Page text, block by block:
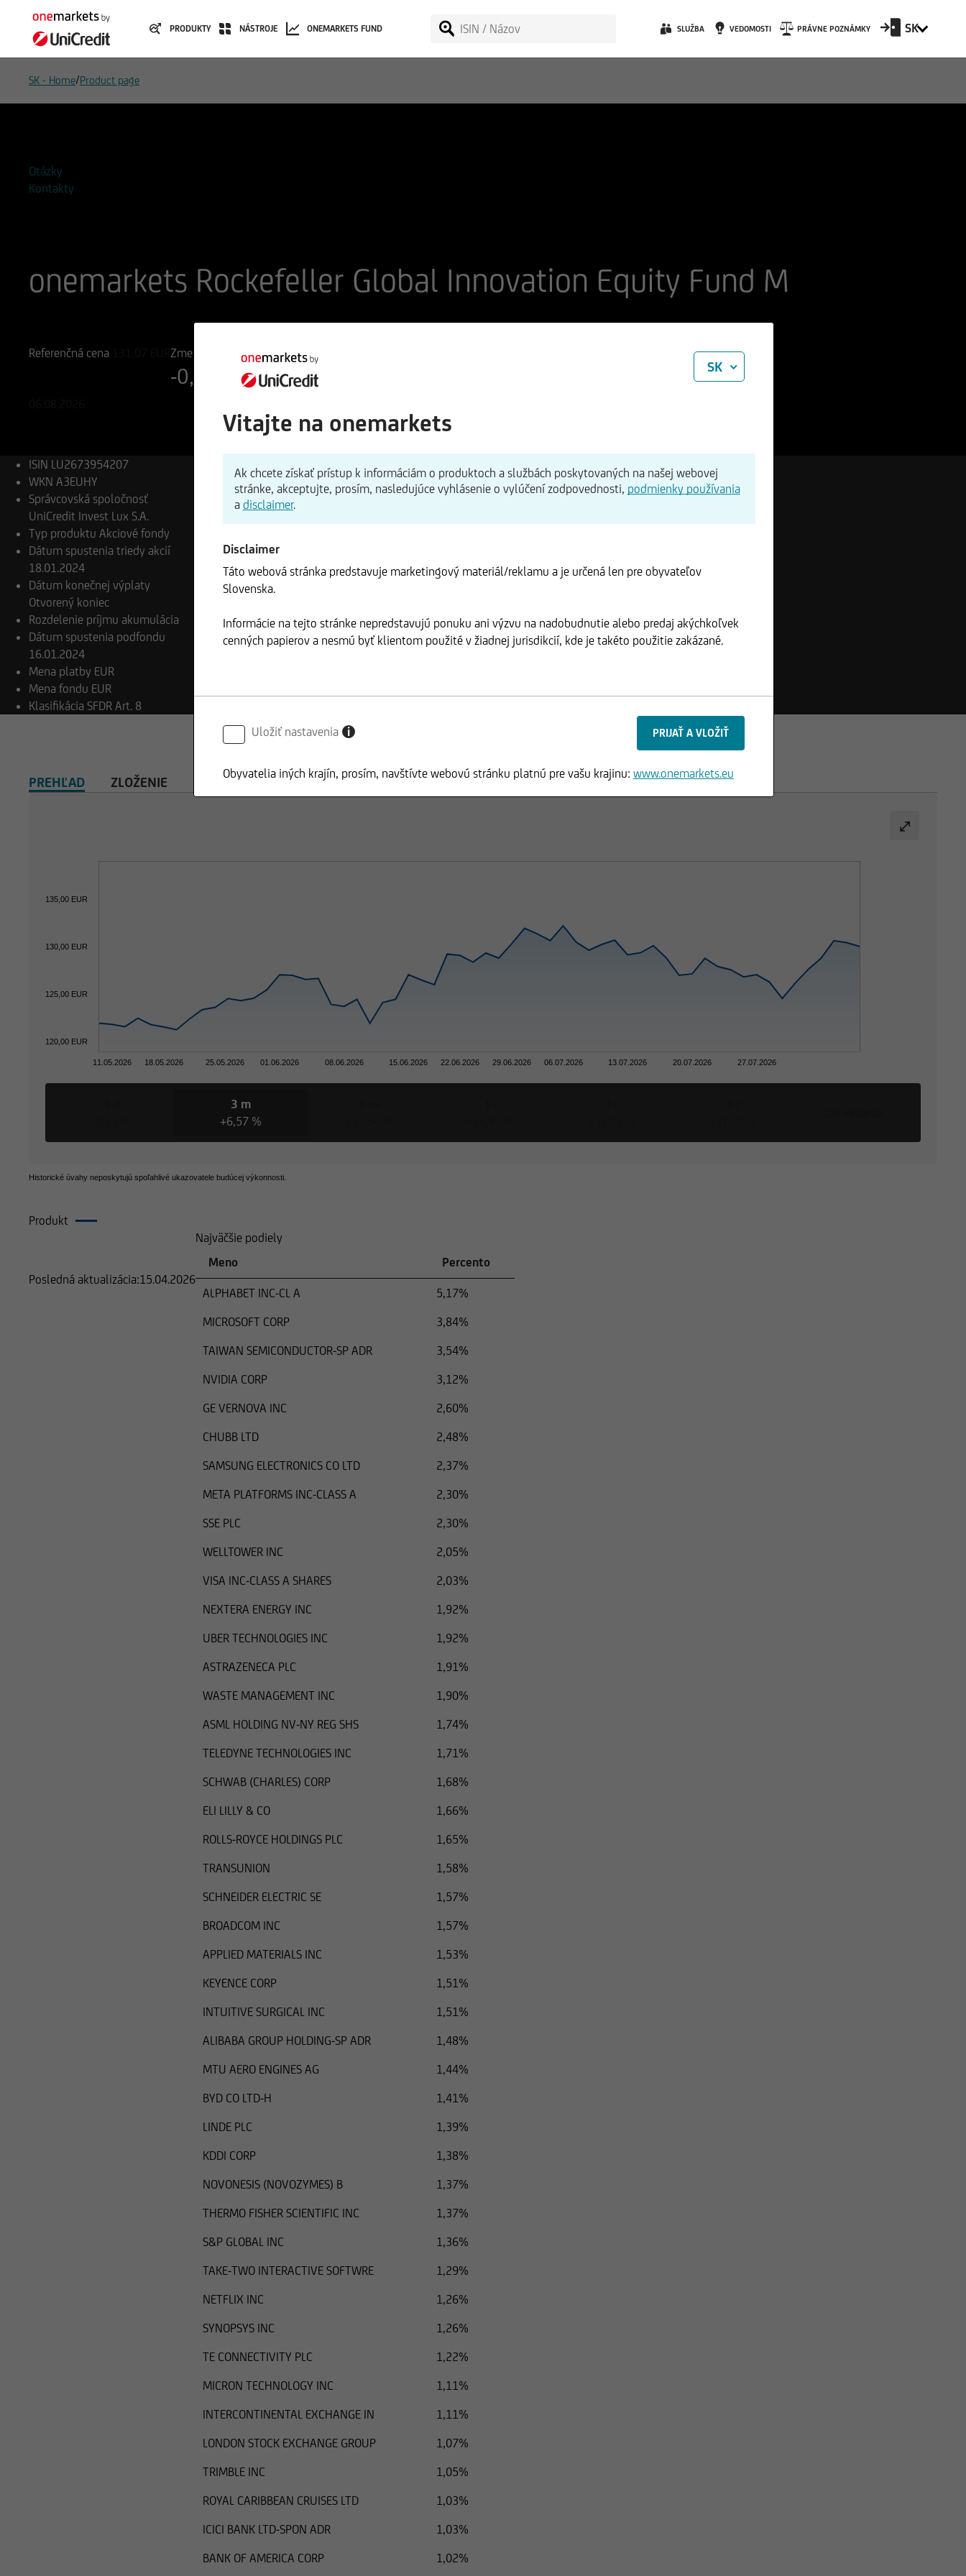
PRODUKTY NÁSTROJE ONEMARKETS FUND SLUŽBA VEDOMOSTI PRÁVNE POZNÁMKY SK
SK - Home/Product page
Otázky
Kontakty
onemarkets Rockefeller Global Innovation Equity Fund M
Referenčná cena
Zmena
-0,31%-0,41 EUR
ISIN LU2673954207
WKN A3EUHY
Správcovská spoločnosť
UniCredit Invest Lux S.A.
Typ produktu Akciové fondy
Dátum spustenia triedy akcií
18.01.2024
Dátum konečnej výplaty
Otvorený koniec
Rozdelenie príjmu akumulácia
Dátum spustenia podfondu
16.01.2024
Mena platby EUR
Mena fondu EUR
Klasifikácia SFDR Art. 8
PREHĽAD ZLOŽENIE INVESTIČNÁ KALKULAČKA DOKUMENTY
11.05.2026 18.05.2026 25.05.2026 01.06.2026 08.06.2026 15.06.2026 22.06.2026 29.06.2026 06.07.2026 13.07.2026 20.07.2026 27.07.2026
120,00 EUR
125,00 EUR
130,00 EUR
135,00 EUR
3 m
+6,57 %
Historické úvahy neposkytujú spoľahlivé ukazovatele budúcej výkonnosti.
Produkt
Posledná aktualizácia:15.04.2026
Najväčšie podiely
Meno
Percento
ALPHABET INC-CL A
5,17%
MICROSOFT CORP
3,84%
TAIWAN SEMICONDUCTOR-SP ADR
3,54%
NVIDIA CORP
3,12%
GE VERNOVA INC
2,60%
CHUBB LTD
2,48%
SAMSUNG ELECTRONICS CO LTD
2,37%
META PLATFORMS INC-CLASS A
2,30%
SSE PLC
2,30%
WELLTOWER INC
2,05%
VISA INC-CLASS A SHARES
2,03%
NEXTERA ENERGY INC
1,92%
UBER TECHNOLOGIES INC
1,92%
ASTRAZENECA PLC
1,91%
WASTE MANAGEMENT INC
1,90%
ASML HOLDING NV-NY REG SHS
1,74%
TELEDYNE TECHNOLOGIES INC
1,71%
SCHWAB (CHARLES) CORP
1,68%
ELI LILLY & CO
1,66%
ROLLS-ROYCE HOLDINGS PLC
1,65%
TRANSUNION
1,58%
SCHNEIDER ELECTRIC SE
1,57%
BROADCOM INC
1,57%
APPLIED MATERIALS INC
1,53%
KEYENCE CORP
1,51%
INTUITIVE SURGICAL INC
1,51%
ALIBABA GROUP HOLDING-SP ADR
1,48%
MTU AERO ENGINES AG
1,44%
BYD CO LTD-H
1,41%
LINDE PLC
1,39%
KDDI CORP
1,38%
NOVONESIS (NOVOZYMES) B
1,37%
THERMO FISHER SCIENTIFIC INC
1,37%
S&P GLOBAL INC
1,36%
TAKE-TWO INTERACTIVE SOFTWRE
1,29%
NETFLIX INC
1,26%
SYNOPSYS INC
1,26%
TE CONNECTIVITY PLC
1,22%
MICRON TECHNOLOGY INC
1,11%
INTERCONTINENTAL EXCHANGE IN
1,11%
LONDON STOCK EXCHANGE GROUP
1,07%
TRIMBLE INC
1,05%
ROYAL CARIBBEAN CRUISES LTD
1,03%
ICICI BANK LTD-SPON ADR
1,03%
BANK OF AMERICA CORP
1,02%
SK
Vitajte na onemarkets
Ak chcete získať prístup k informáciám o produktoch a službách poskytovaných na našej webovej
stránke, akceptujte, prosím, nasledujúce vyhlásenie o vylúčení zodpovednosti, podmienky používania
a disclaimer.
Disclaimer
Táto webová stránka predstavuje marketingový materiál/reklamu a je určená len pre obyvateľov
Slovenska.
Informácie na tejto stránke nepredstavujú ponuku ani výzvu na nadobudnutie alebo predaj akýchkoľvek
cenných papierov a nesmú byť klientom použité v žiadnej jurisdikcií, kde je takéto použitie zakázané.
Uložiť nastavenia i
Obyvatelia iných krajín, prosím, navštívte webovú stránku platnú pre vašu krajinu: www.onemarkets.eu